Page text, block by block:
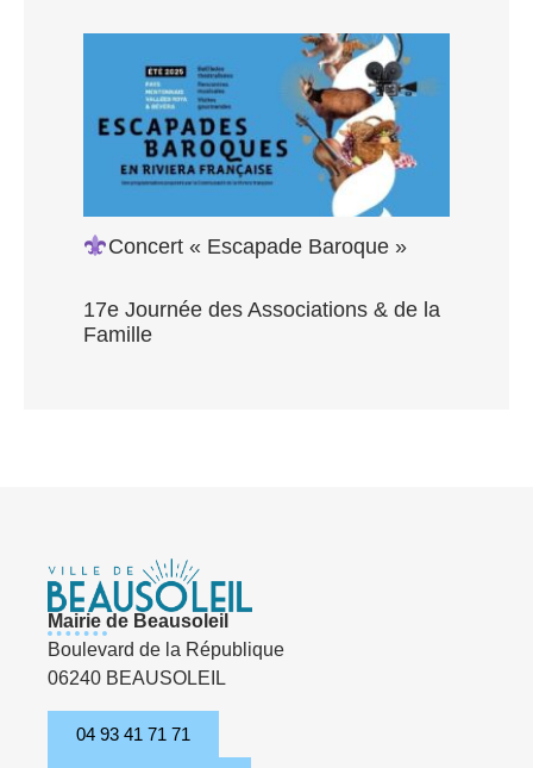
Concert « Escapade Baroque »
17e Journée des Associations & de la
Famille
Mairie de Beausoleil
Boulevard de la République
06240 BEAUSOLEIL
04 93 41 71 71